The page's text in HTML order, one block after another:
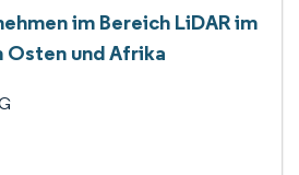
im Bereich LiDAR im
Osten und Afrika